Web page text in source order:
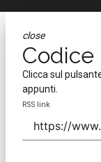
close
Codice
Clicca sul
appunti.
RSS link